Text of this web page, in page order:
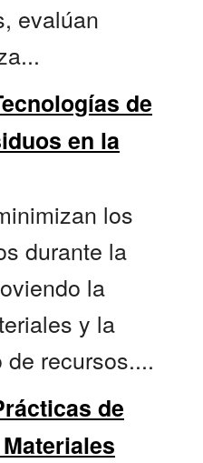
evalúan
de
en la
los
durante la
la
y la
recursos....
de